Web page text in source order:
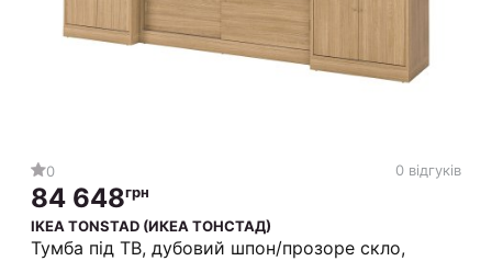
0 0 відгуків
84 648грн
IKEA TONSTAD (ИКЕА ТОНСТАД)
Тумба під ТВ, дубовий шпон/прозоре скло,